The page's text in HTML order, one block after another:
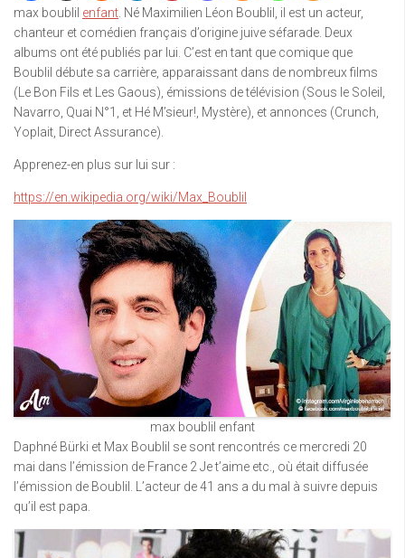
max boublil enfant . Né Maximilien Léon Boublil, il est un acteur,
chanteur et comédien français d’origine juive séfarade. Deux
albums ont été publiés par lui. C’est en tant que comique que
Boublil débute sa carrière, apparaissant dans de nombreux films
(Le Bon Fils et Les Gaous), émissions de télévision (Sous le Soleil,
Navarro, Quai N°1, et Hé M’sieur!, Mystère), et annonces (Crunch,
Yoplait, Direct Assurance).
Apprenez-en plus sur lui sur :
https://en.wikipedia.org/wiki/Max_Boublil
max boublil enfant
Daphné Bürki et Max Boublil se sont rencontrés ce mercredi 20
mai dans l’émission de France 2 Je t’aime etc., où était diffusée
l’émission de Boublil. L’acteur de 41 ans a du mal à suivre depuis
qu’il est papa.